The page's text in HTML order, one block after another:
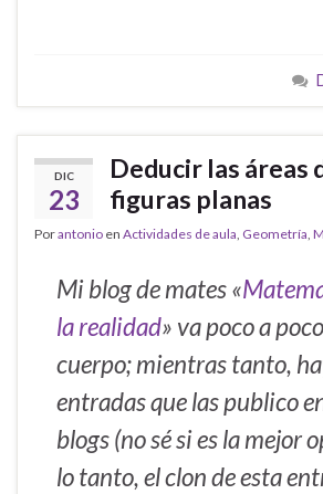
DIC
23
Deducir las áreas
figuras planas
Porantonio en Actividades de aula, Geometría,
Mi blog de mates «
la realidad» va poco a
cuerpo; mientras tanto,
entradas que las publico
blogs (no sé si es la mejor
lo tanto, el clon de esta